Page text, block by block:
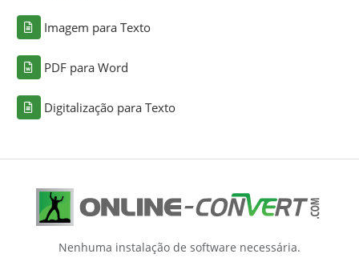
Imagem para Texto
PDF para Word
Digitalização para Texto
Nenhuma instalação de software necessária.